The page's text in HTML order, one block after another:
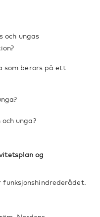
och ungas
som berörs på ett
unga?
og